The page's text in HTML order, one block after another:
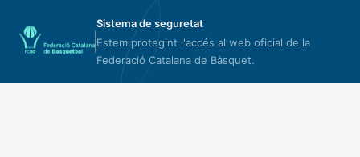
Sistema de seguretat
Estem protegint l'accés al web oficial de la
Federació Catalana de Bàsquet.